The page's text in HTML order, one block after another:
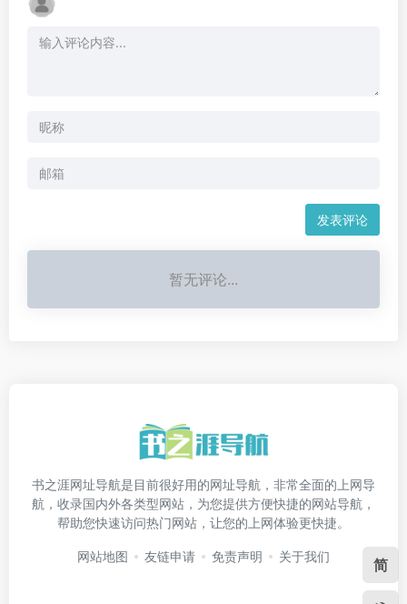
发表评论
暂无评论...
书之涯网址导航是目前很好用的网址导航，非常全面的上网导
航，收录国内外各类型网站，为您提供方便快捷的网站导航，
帮助您快速访问热门网站，让您的上网体验更快捷。
网站地图 友链申请 免责声明 关于我们 简